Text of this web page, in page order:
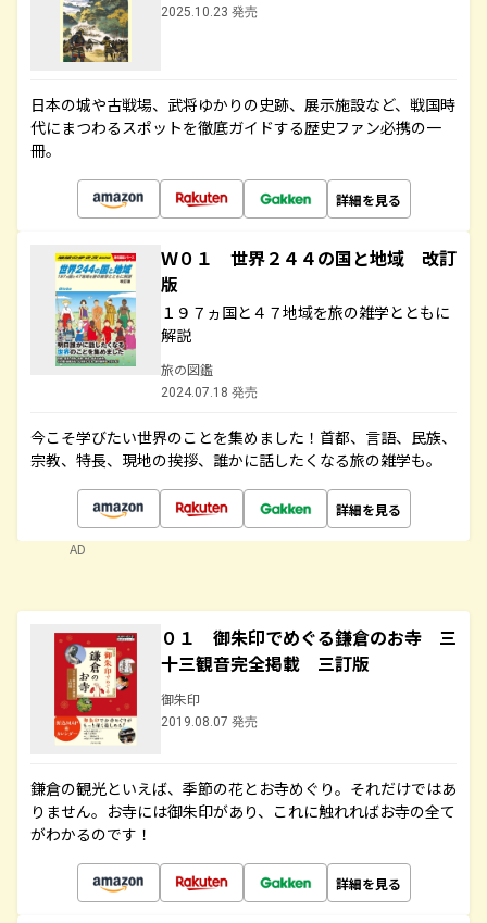
2025.10.23 発売
日本の城や古戦場、武将ゆかりの史跡、展示施設など、戦国時
代にまつわるスポットを徹底ガイドする歴史ファン必携の一
冊。
詳細を見る
Ｗ０１ 世界２４４の国と地域 改訂
版
１９７ヵ国と４７地域を旅の雑学とともに
解説
旅の図鑑
2024.07.18 発売
今こそ学びたい世界のことを集めました！首都、言語、民族、
宗教、特長、現地の挨拶、誰かに話したくなる旅の雑学も。
詳細を見る
AD
０１ 御朱印でめぐる鎌倉のお寺 三
十三観音完全掲載 三訂版
御朱印
2019.08.07 発売
鎌倉の観光といえば、季節の花とお寺めぐり。それだけではあ
りません。お寺には御朱印があり、これに触れればお寺の全て
がわかるのです！
詳細を見る